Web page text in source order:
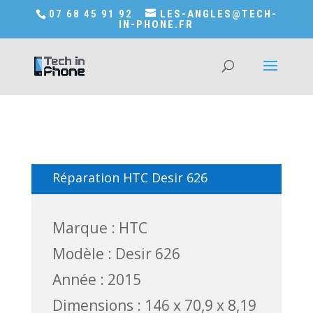
Accédez a Shop-in-tech-in-phone
07 68 45 91 92
LES-ANGLES@TECH-
IN-PHONE.FR
Réparation HTC Desir 626
Marque : HTC
Modèle : Desir 626
Année : 2015
Dimensions : 146 x 70,9 x 8,19